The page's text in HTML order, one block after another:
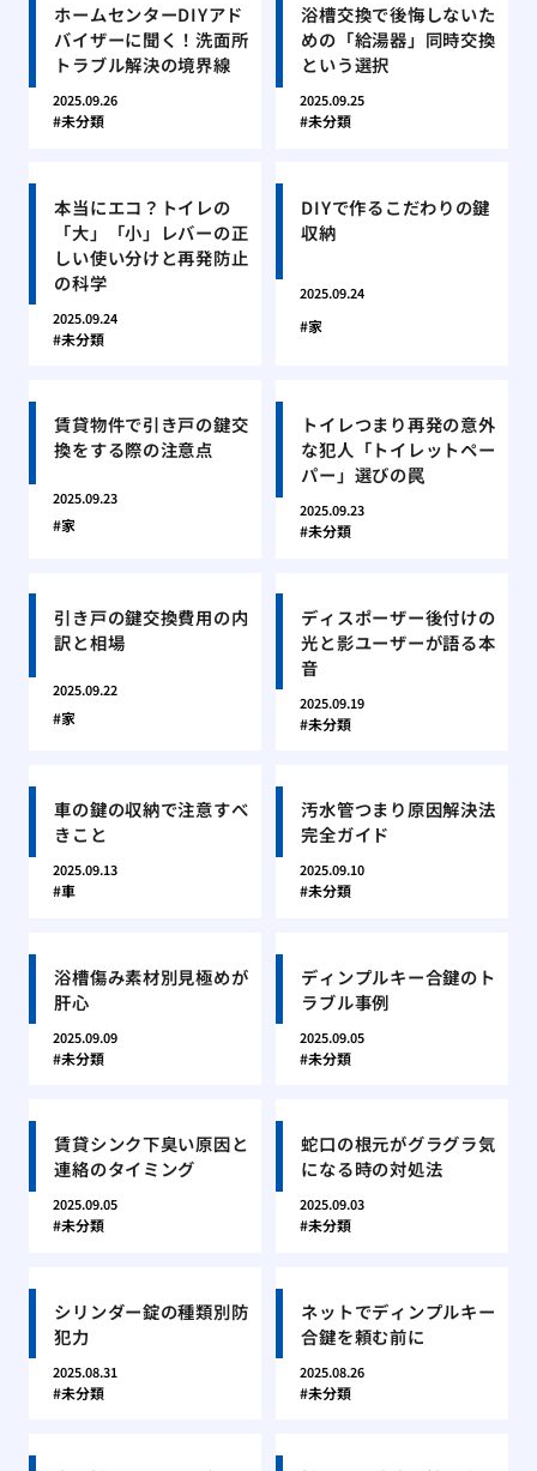
ホームセンターDIYアド
バイザーに聞く！洗面所
トラブル解決の境界線
2025.09.26
未分類
浴槽交換で後悔しないた
めの「給湯器」同時交換
という選択
2025.09.25
未分類
本当にエコ？トイレの
「大」「小」レバーの正
しい使い分けと再発防止
の科学
2025.09.24
未分類
DIYで作るこだわりの鍵
収納
2025.09.24
家
賃貸物件で引き戸の鍵交
換をする際の注意点
2025.09.23
家
トイレつまり再発の意外
な犯人「トイレットペー
パー」選びの罠
2025.09.23
未分類
引き戸の鍵交換費用の内
訳と相場
2025.09.22
家
ディスポーザー後付けの
光と影ユーザーが語る本
音
2025.09.19
未分類
車の鍵の収納で注意すべ
きこと
2025.09.13
車
汚水管つまり原因解決法
完全ガイド
2025.09.10
未分類
浴槽傷み素材別見極めが
肝心
2025.09.09
未分類
ディンプルキー合鍵のト
ラブル事例
2025.09.05
未分類
賃貸シンク下臭い原因と
連絡のタイミング
2025.09.05
未分類
蛇口の根元がグラグラ気
になる時の対処法
2025.09.03
未分類
シリンダー錠の種類別防
犯力
2025.08.31
未分類
ネットでディンプルキー
合鍵を頼む前に
2025.08.26
未分類